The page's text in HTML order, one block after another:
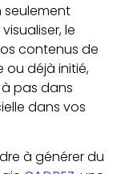
seulement
le
contenus de
ou déjà initié,
pas dans
dans vos
à générer du